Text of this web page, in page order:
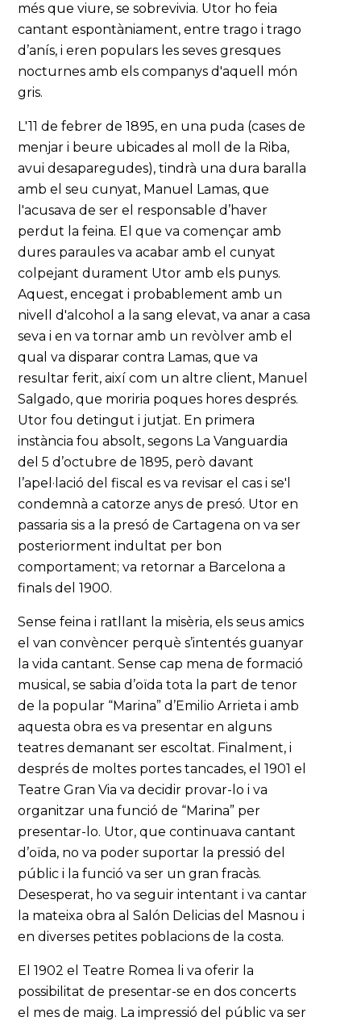
més que viure, se sobrevivia. Utor ho feia
cantant espontàniament, entre trago i trago
d’anís, i eren populars les seves gresques
nocturnes amb els companys d'aquell món
gris.
L'11 de febrer de 1895, en una puda (cases de
menjar i beure ubicades al moll de la Riba,
avui desaparegudes), tindrà una dura baralla
amb el seu cunyat, Manuel Lamas, que
l'acusava de ser el responsable d’haver
perdut la feina. El que va començar amb
dures paraules va acabar amb el cunyat
colpejant durament Utor amb els punys.
Aquest, encegat i probablement amb un
nivell d'alcohol a la sang elevat, va anar a casa
seva i en va tornar amb un revòlver amb el
qual va disparar contra Lamas, que va
resultar ferit, així com un altre client, Manuel
Salgado, que moriria poques hores després.
Utor fou detingut i jutjat. En primera
instància fou absolt, segons La Vanguardia
del 5 d’octubre de 1895, però davant
l’apel·lació del fiscal es va revisar el cas i se'l
condemnà a catorze anys de presó. Utor en
passaria sis a la presó de Cartagena on va ser
posteriorment indultat per bon
comportament; va retornar a Barcelona a
finals del 1900.
Sense feina i ratllant la misèria, els seus amics
el van convèncer perquè s’intentés guanyar
la vida cantant. Sense cap mena de formació
musical, se sabia d’oïda tota la part de tenor
de la popular “Marina” d’Emilio Arrieta i amb
aquesta obra es va presentar en alguns
teatres demanant ser escoltat. Finalment, i
després de moltes portes tancades, el 1901 el
Teatre Gran Via va decidir provar-lo i va
organitzar una funció de “Marina” per
presentar-lo. Utor, que continuava cantant
d’oïda, no va poder suportar la pressió del
públic i la funció va ser un gran fracàs.
Desesperat, ho va seguir intentant i va cantar
la mateixa obra al Salón Delicias del Masnou i
en diverses petites poblacions de la costa.
El 1902 el Teatre Romea li va oferir la
possibilitat de presentar-se en dos concerts
el mes de maig. La impressió del públic va ser